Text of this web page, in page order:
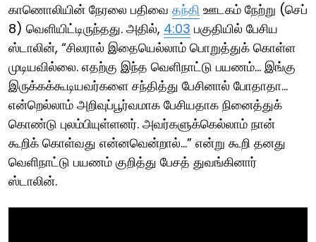
காணொலியின் நேரலை பதிவை தந்தி ஊடகம் நேற்று (செப்
8) வெளியிட்டிருந்தது. அதில், 4:03 பகுதியில் பேசிய
ஸ்டாலின், “சிலரால் இதையெல்லாம் பொறுத்துக் கொள்ள
முடியவில்லை. எதற்கு இந்த வெளிநாட்டு பயணம்… இங்கு
இருக்கக்கூடியவர்களை சந்தித்து பேசினால் போதாதா…
என்றெல்லாம் அறிவுப்பூர்வமாக பேசியதாக நினைத்துக்
கொண்டு புலம்பியுள்ளனர். அவர்களுக்கெல்லாம் நான்
கூறிக் கொள்வது என்னவென்றால்…” என்று கூறி தனது
வெளிநாட்டு பயணம் குறித்து பேசத் துவங்கினார்
ஸ்டாலின்.